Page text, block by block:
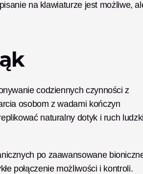
na klawiaturze jest możliwe,
codziennych czynności z
osobom z wadami kończyn
naturalny dotyk i ruch
po zaawansowane
połączenie możliwości i kontroli.